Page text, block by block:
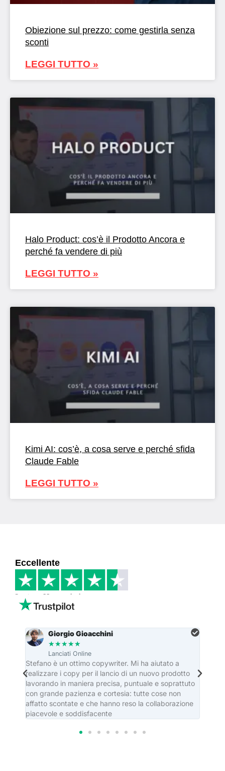
Obiezione sul prezzo: come gestirla senza
sconti
LEGGI TUTTO »
Halo Product: cos’è il Prodotto Ancora e
perché fa vendere di più
LEGGI TUTTO »
Kimi AI: cos’è, a cosa serve e perché sfida
Claude Fable
LEGGI TUTTO »
Eccellente
Basato su 33 recensioni
Giorgio Gioacchini
★★★★★
Lanciati Online
Stefano è un ottimo copywriter. Mi ha aiutato a
realizzare i copy per il lancio di un nuovo prodotto
lavorando in maniera precisa, puntuale e soprattuto
con grande pazienza e cortesia: tutte cose non
affatto scontate e che hanno reso la collaborazione
piacevole e soddisfacente